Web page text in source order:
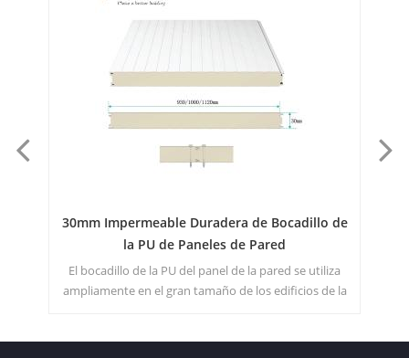
Paneles sándwich de pared de poliuretano de
35 mm para tabique
Los paneles sándwich de pared de PU de 35 mm de
espesor pueden ser de 930 mm, 1000 mm o 1120 mm.